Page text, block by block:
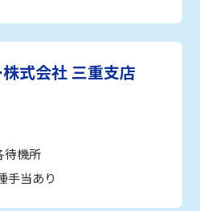
式会社 三重支店
待機所
手当あり